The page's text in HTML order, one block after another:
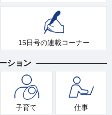
15日号の連載コーナー
ション
子育て 仕事